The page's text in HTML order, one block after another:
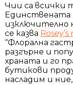
Чии са всички
Единствената
изключително
се казва Rosey’s
“Флорална
разгърне и
храната и го
бутикови
насладим и